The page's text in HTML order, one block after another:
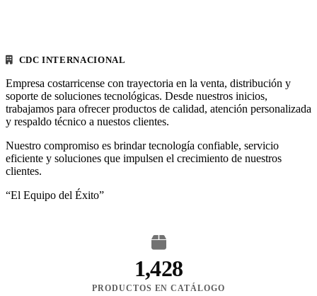
CDC INTERNACIONAL
Empresa costarricense con trayectoria en la venta, distribución y
soporte de soluciones tecnológicas. Desde nuestros inicios,
trabajamos para ofrecer productos de calidad, atención personalizada
y respaldo técnico a nuestos clientes.
Nuestro compromiso es brindar tecnología confiable, servicio
eficiente y soluciones que impulsen el crecimiento de nuestros
clientes.
“El Equipo del Éxito”
1,428
PRODUCTOS EN CATÁLOGO